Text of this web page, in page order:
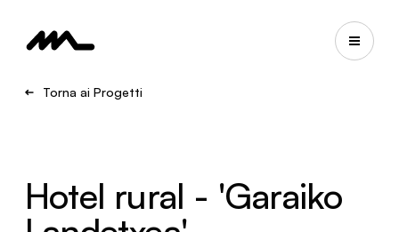
Torna ai Progetti
Hotel rural - 'Garaiko